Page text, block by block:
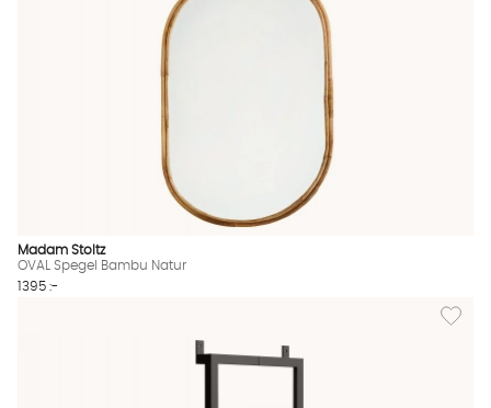
Madam Stoltz
OVAL Spegel Bambu Natur
1395 :-
Lägg